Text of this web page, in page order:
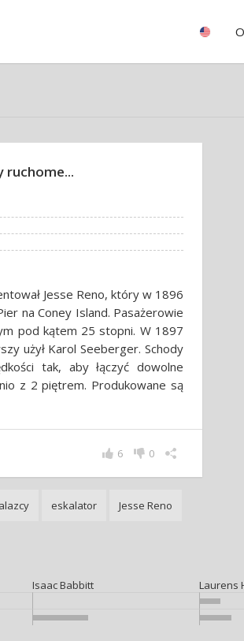
ruchome...
Jesse Reno, który w 1896
na Coney Island. Pasażerowie
pod kątem 25 stopni. W 1897
użył Karol Seeberger. Schody
tak, aby łączyć dowolne
z 2 piętrem. Produkowane są
0
6
eskalator Jesse Reno
Isaac Babbitt Laurens